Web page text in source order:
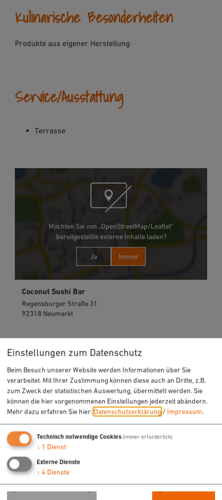
Kulinarische Besonderheiten
Produkte aus eigener Herstellung
Service/Ausstattung
Terrasse
Möchten Sie von „OpenStreetMap/Leaflet“
bereitgestellte externe Inhalte laden?
Ja Immer
Coconut Sushi Bar
Regensburger Straße 31
92318 Neumarkt
09181 8833703
URLAUB & FREIZEIT
Einstellungen zum Datenschutz
Beim Besuch unserer Website werden Informationen über Sie
verarbeitet. Mit Ihrer Zustimmung können diese auch an Dritte, z.B.
zum Zweck der statistischen Auswertung, übermittelt werden. Sie
können die hier vorgenommenen Einstellungen jederzeit abändern.
Mehr dazu erfahren Sie hier:Datenschutzerklärung / Impressum.
Technisch notwendige Cookies(immer erforderlich)
↓ 1 Dienst
Externe Dienste
↓ 4 Dienste